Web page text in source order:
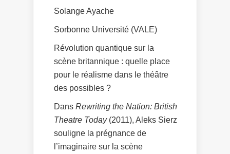
Solange Ayache
Sorbonne Université (VALE)
Révolution quantique sur la
scène britannique : quelle place
pour le réalisme dans le théâtre
des possibles ?
Dans Rewriting the Nation: British
Theatre Today(2011), Aleks Sierz
souligne la prégnance de
l’imaginaire sur la scène